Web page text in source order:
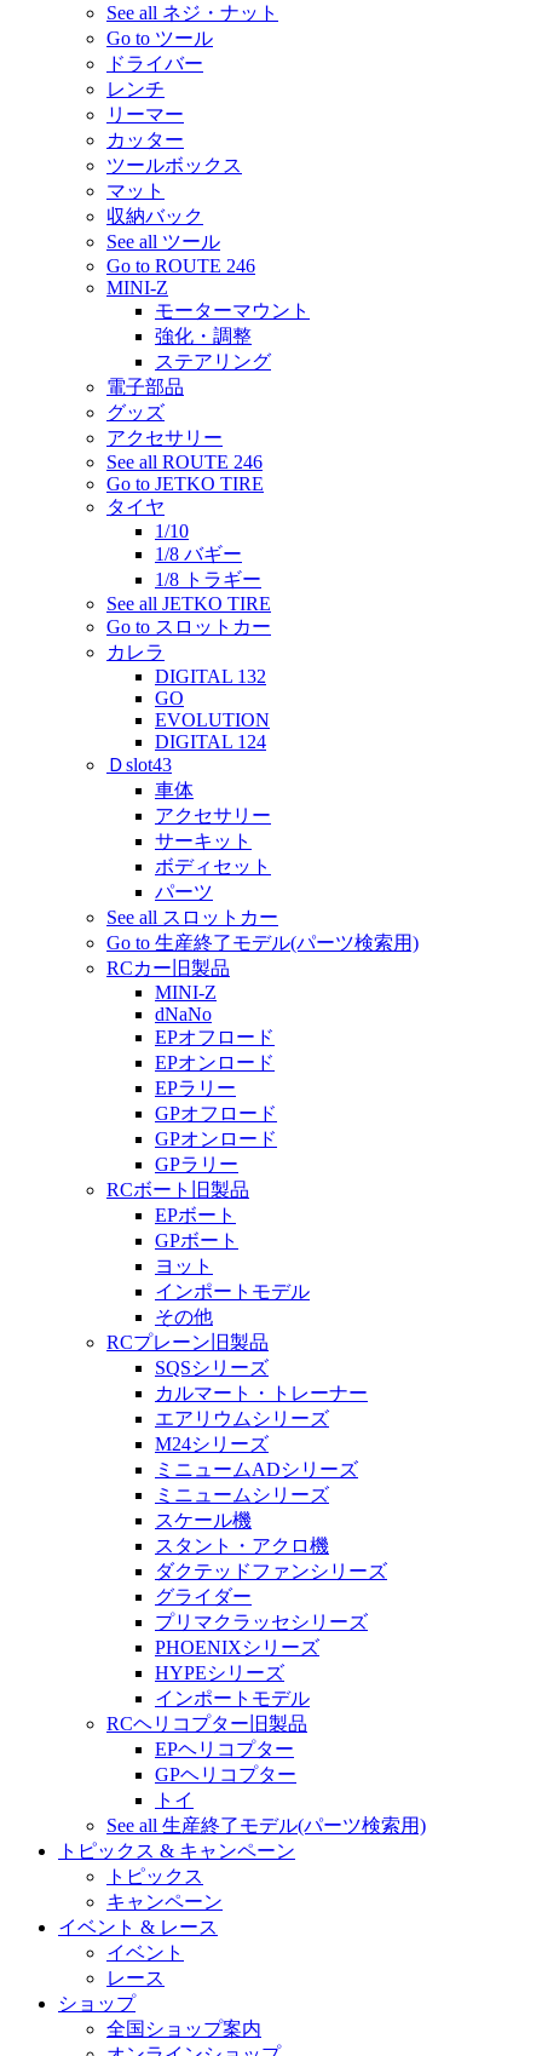
See all ネジ・ナット
Go to ツール
ドライバー
レンチ
リーマー
カッター
ツールボックス
マット
収納バック
See all ツール
Go to ROUTE 246
MINI-Z
モーターマウント
強化・調整
ステアリング
電子部品
グッズ
アクセサリー
See all ROUTE 246
Go to JETKO TIRE
タイヤ
1/10
1/8 バギー
1/8 トラギー
See all JETKO TIRE
Go to スロットカー
カレラ
DIGITAL 132
GO
EVOLUTION
DIGITAL 124
Ｄslot43
車体
アクセサリー
サーキット
ボディセット
パーツ
See all スロットカー
Go to 生産終了モデル(パーツ検索用)
RCカー旧製品
MINI-Z
dNaNo
EPオフロード
EPオンロード
EPラリー
GPオフロード
GPオンロード
GPラリー
RCボート旧製品
EPボート
GPボート
ヨット
インポートモデル
その他
RCプレーン旧製品
SQSシリーズ
カルマート・トレーナー
エアリウムシリーズ
M24シリーズ
ミニュームADシリーズ
ミニュームシリーズ
スケール機
スタント・アクロ機
ダクテッドファンシリーズ
グライダー
プリマクラッセシリーズ
PHOENIXシリーズ
HYPEシリーズ
インポートモデル
RCヘリコプター旧製品
EPヘリコプター
GPヘリコプター
トイ
See all 生産終了モデル(パーツ検索用)
トピックス & キャンペーン
トピックス
キャンペーン
イベント & レース
イベント
レース
ショップ
全国ショップ案内